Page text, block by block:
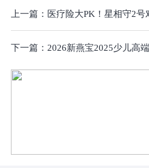
上一篇：
下一篇：